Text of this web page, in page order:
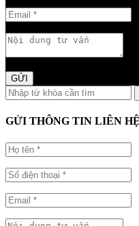
GỬI
GỬI THÔNG TIN LIÊN HỆ